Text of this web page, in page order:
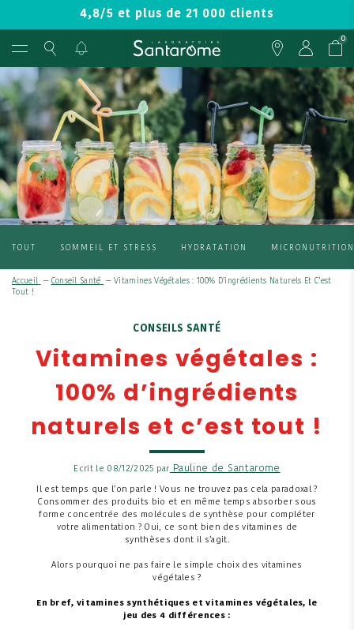
4,8/5 et plus de 21 000 clients
0
TOUT SOMMEIL ET STRESS HYDRATATION MICRONUTRITION
Accueil — Conseil Santé —Vitamines Végétales : 100% D’ingrédients Naturels Et C’est
Tout !
CONSEILS SANTÉ
Vitamines végétales :
100% d’ingrédients
naturels et c’est tout !
Ecrit le 08/12/2025 par Pauline de Santarome
Il est temps que l’on parle ! Vous ne trouvez pas cela paradoxal ?
Consommer des produits bio et en même temps absorber sous
forme concentrée des molécules de synthèse pour compléter
votre alimentation ? Oui, ce sont bien des vitamines de
synthèses dont il s’agit.
Alors pourquoi ne pas faire le simple choix des vitamines
végétales ?
En bref, vitamines synthétiques et vitamines végétales, le
jeu des 4 différences :